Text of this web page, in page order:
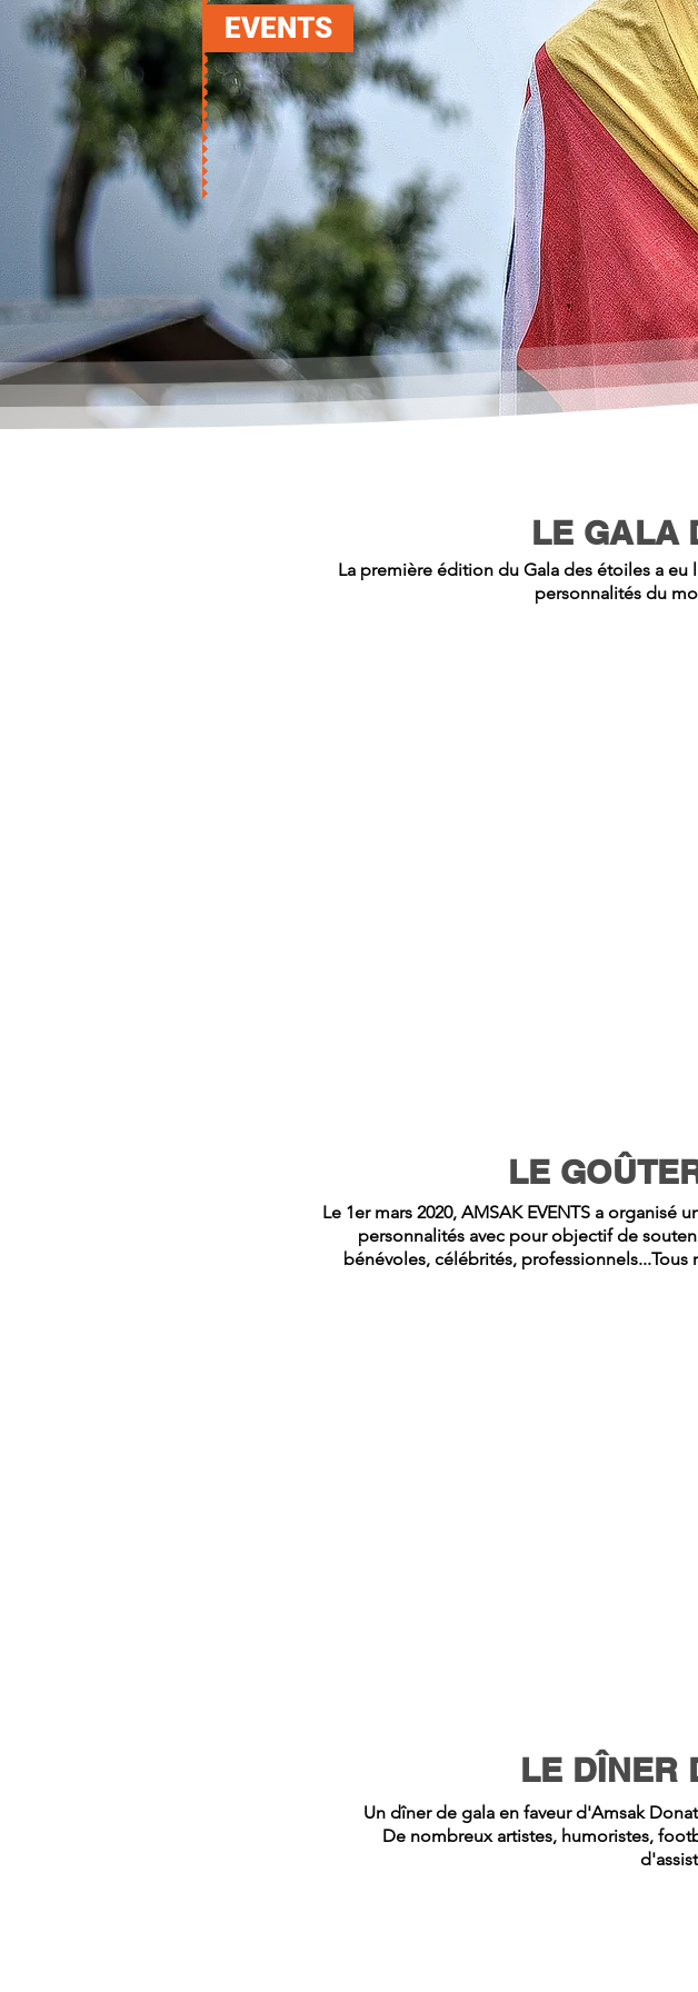
EVENTS
LE GALA
La première édition du Gala des étoiles a
personnalités du
LE
Le 1er mars 2020, AMSAK EVENTS a
personnalités avec pour objectif de
bénévoles, célébrités,
LE DÎNER
Un dîner de gala en faveur d'Amsak
De nombreux artistes, humoristes,